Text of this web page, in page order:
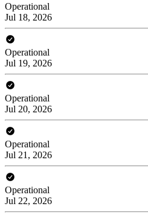
Operational
Jul 18, 2026
Operational
Jul 19, 2026
Operational
Jul 20, 2026
Operational
Jul 21, 2026
Operational
Jul 22, 2026